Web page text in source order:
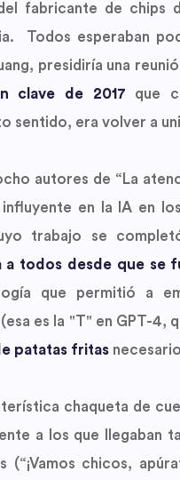
fabricante de chips
Todos esperaban
presidiría una
clave de 2017 que
sentido, era volver a
autores de “La
en la IA en
trabajo se
a todos desde que se
que permitió a
es la "T" en GPT-4,
patatas fritas
chaqueta de
a los que llegaban
(“¡Vamos chicos,